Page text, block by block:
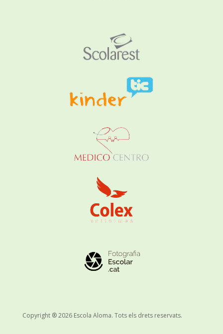
Copyright ® 2026 Escola Aloma. Tots els drets reservats.